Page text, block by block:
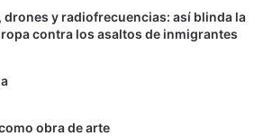
drones y radiofrecuencias: así blinda la
contra los asaltos de inmigrantes
obra de arte